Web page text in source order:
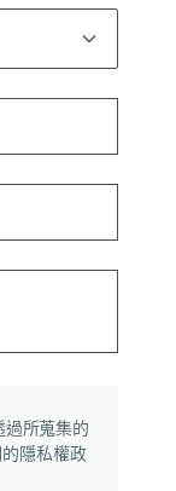
所蒐集的
隱私權政